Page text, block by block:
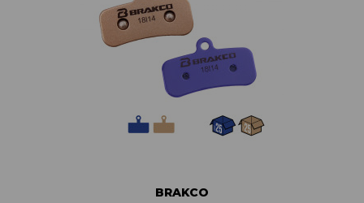
BRAKCO